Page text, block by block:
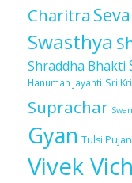
Charitra Seva
Swasthya
Shraddha Bhakti
Hanuman Jayanti Sri
Suprachar
Gyan Tulsi
Vivek